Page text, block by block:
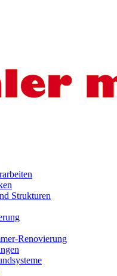
Strukturen
Renovierung